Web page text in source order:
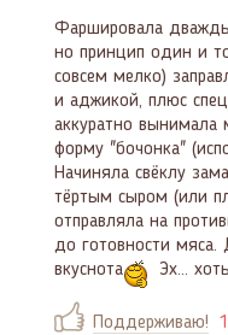
Фаршировала
но принцип один и
совсем мелко)
и аджикой, плюс
аккуратно вынимала
форму "бочонка"
Начиняла свёклу
тёртым сыром (или
отправляла на
до готовности
вкуснота
Эх...
Поддерживаю! 1